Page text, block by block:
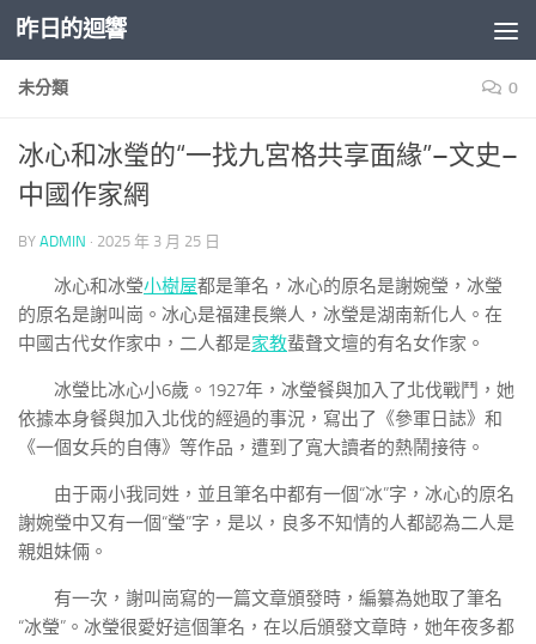
Skip to content
昨日的迴響
未分類 0
冰心和冰瑩的“一找九宮格共享面緣”–文史–
中國作家網
BY ADMIN · 2025 年 3 月 25 日
冰心和冰瑩小樹屋都是筆名，冰心的原名是謝婉瑩，冰瑩
的原名是謝叫崗。冰心是福建長樂人，冰瑩是湖南新化人。在
中國古代女作家中，二人都是家教蜚聲文壇的有名女作家。
冰瑩比冰心小6歲。1927年，冰瑩餐與加入了北伐戰鬥，她
依據本身餐與加入北伐的經過的事況，寫出了《參軍日誌》和
《一個女兵的自傳》等作品，遭到了寬大讀者的熱鬧接待。
由于兩小我同姓，並且筆名中都有一個“冰”字，冰心的原名
謝婉瑩中又有一個“瑩”字，是以，良多不知情的人都認為二人是
親姐妹倆。
有一次，謝叫崗寫的一篇文章頒發時，編纂為她取了筆名
“冰瑩”。冰瑩很愛好這個筆名，在以后頒發文章時，她年夜多都